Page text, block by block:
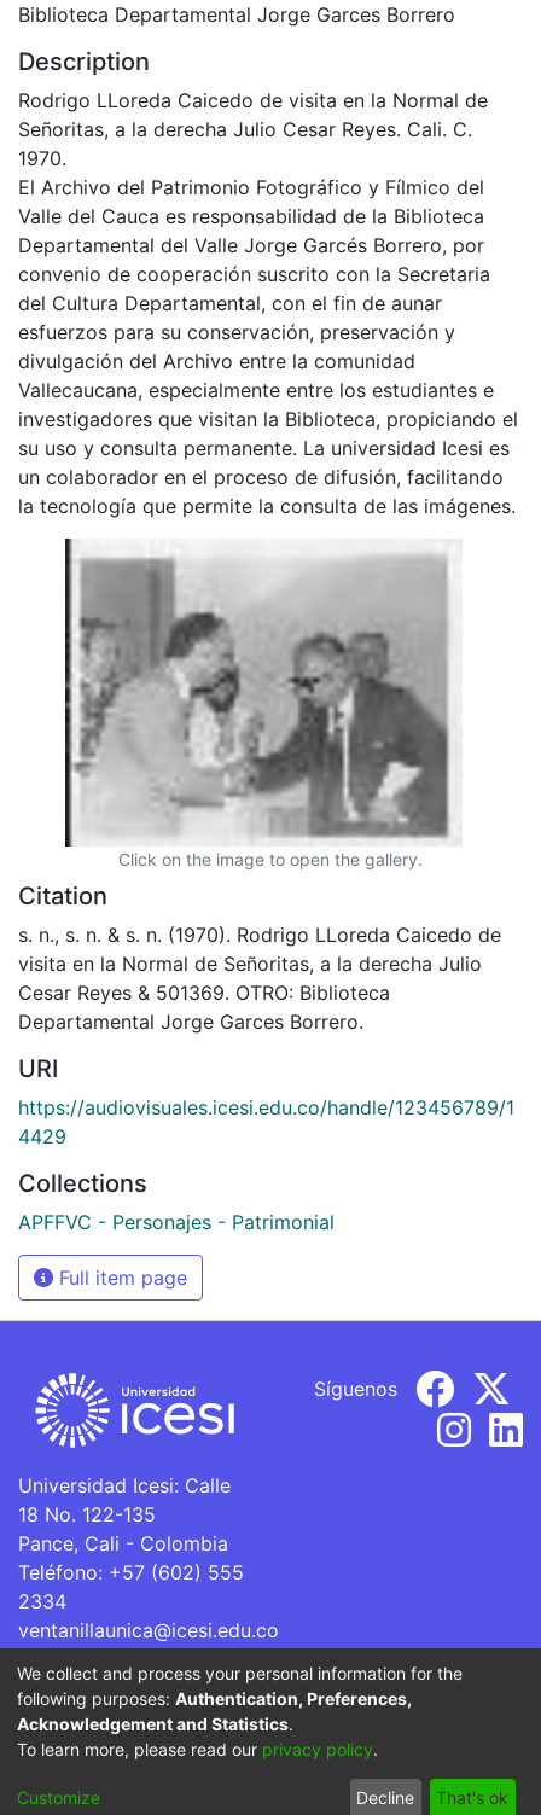
Biblioteca Departamental Jorge Garces Borrero
Description
Rodrigo LLoreda Caicedo de visita en la Normal de
Señoritas, a la derecha Julio Cesar Reyes. Cali. C.
1970.
El Archivo del Patrimonio Fotográfico y Fílmico del
Valle del Cauca es responsabilidad de la Biblioteca
Departamental del Valle Jorge Garcés Borrero, por
convenio de cooperación suscrito con la Secretaria
del Cultura Departamental, con el fin de aunar
esfuerzos para su conservación, preservación y
divulgación del Archivo entre la comunidad
Vallecaucana, especialmente entre los estudiantes e
investigadores que visitan la Biblioteca, propiciando el
su uso y consulta permanente. La universidad Icesi es
un colaborador en el proceso de difusión, facilitando
la tecnología que permite la consulta de las imágenes.
Click on the image to open the gallery.
Citation
s. n., s. n. & s. n. (1970). Rodrigo LLoreda Caicedo de
visita en la Normal de Señoritas, a la derecha Julio
Cesar Reyes & 501369. OTRO: Biblioteca
Departamental Jorge Garces Borrero.
URI
https://audiovisuales.icesi.edu.co/handle/123456789/1
4429
Collections
APFFVC - Personajes - Patrimonial
Full item page
Universidad Icesi: Calle
18 No. 122-135
Pance, Cali - Colombia
Teléfono: +57 (602) 555
2334
ventanillaunica@icesi.edu.co
Síguenos
La Universidad Icesi es una Institución de Educación
Superior que se encuentra sujeta a inspección y vigilancia
por parte del Ministerio de Educación Nacional.
Cookie
End User
Send
We collect and process your personal information for the
following purposes: Authentication, Preferences,
Acknowledgement and Statistics.
To learn more, please read our privacy policy.
Customize Decline That's ok